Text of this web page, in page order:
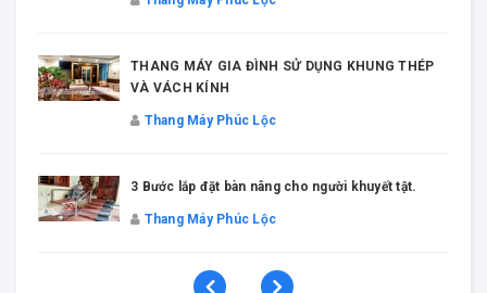
Thang Máy Phúc Lộc
Thang máy kính gia đình xu hướng mới của năm